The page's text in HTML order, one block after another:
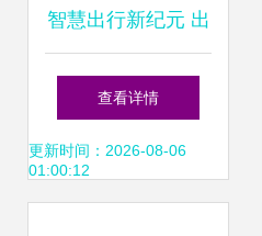
智慧出行新纪元 出
租车圆形图标与智
能手机应用的融合
查看详情
更新时间：2026-08-06
01:00:12